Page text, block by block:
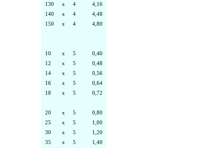
130
x 4
4,16
140
x 4
4,48
150
x 4 4,80
10 x 5
0,40
12
x 5
0,48
14
x 5
0,56
16
x 5
0,64
18
x 5 0,72
20 x 5
0,80
25
x 5
1,00
30
x 5
1,20
35
x 5
1,40